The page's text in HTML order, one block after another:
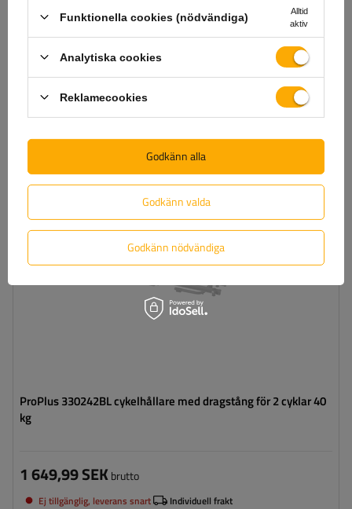
1 199,79 SEKbrutto
Ej tillgänglig, leverans snart
Se produkten
ProPlus 330242BL cykelhållare med dragstång för 2 cyklar 40
kg
2
Maksymalna waga roweru:
40 kg
52 mm
1 649,99 SEKbrutto
Ej tillgänglig, leverans snart Individuell frakt
Funktionella cookies (nödvändiga)
Alltid
aktiv
Analytiska cookies
Reklamecookies
Godkänn valda
Godkänn nödvändiga
Godkänn alla